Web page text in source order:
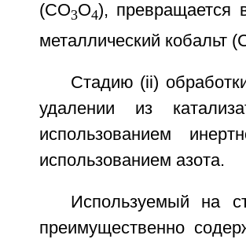
(CO3O4), превращается
металлический кобальт
Стадию (ii)
удалении из
использованием
использованием азота.
Используемый на
преимущественно